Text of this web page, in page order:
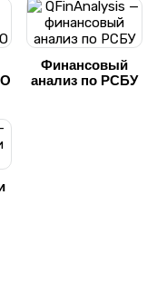
Финансовый
анализ по РСБУ